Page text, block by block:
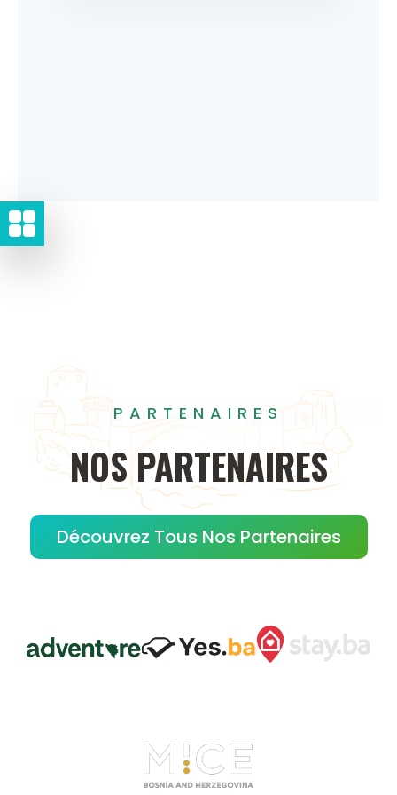
PARTENAIRES
NOS PARTENAIRES
Découvrez Tous Nos Partenaires